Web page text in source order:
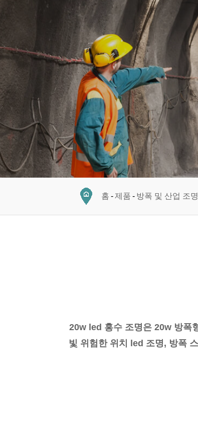
홈 제품 방폭 및 산업 조
20w led 홍수 조명은 20w 방폭
빛 위험한 위치 led 조명, 방폭